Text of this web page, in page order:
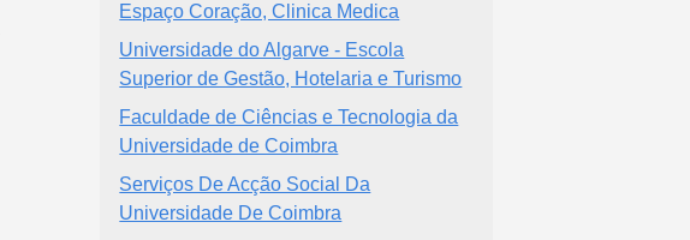
Espaço Coração, Clinica Medica
Universidade do Algarve - Escola
Superior de Gestão, Hotelaria e Turismo
Faculdade de Ciências e Tecnologia da
Universidade de Coimbra
Serviços De Acção Social Da
Universidade De Coimbra